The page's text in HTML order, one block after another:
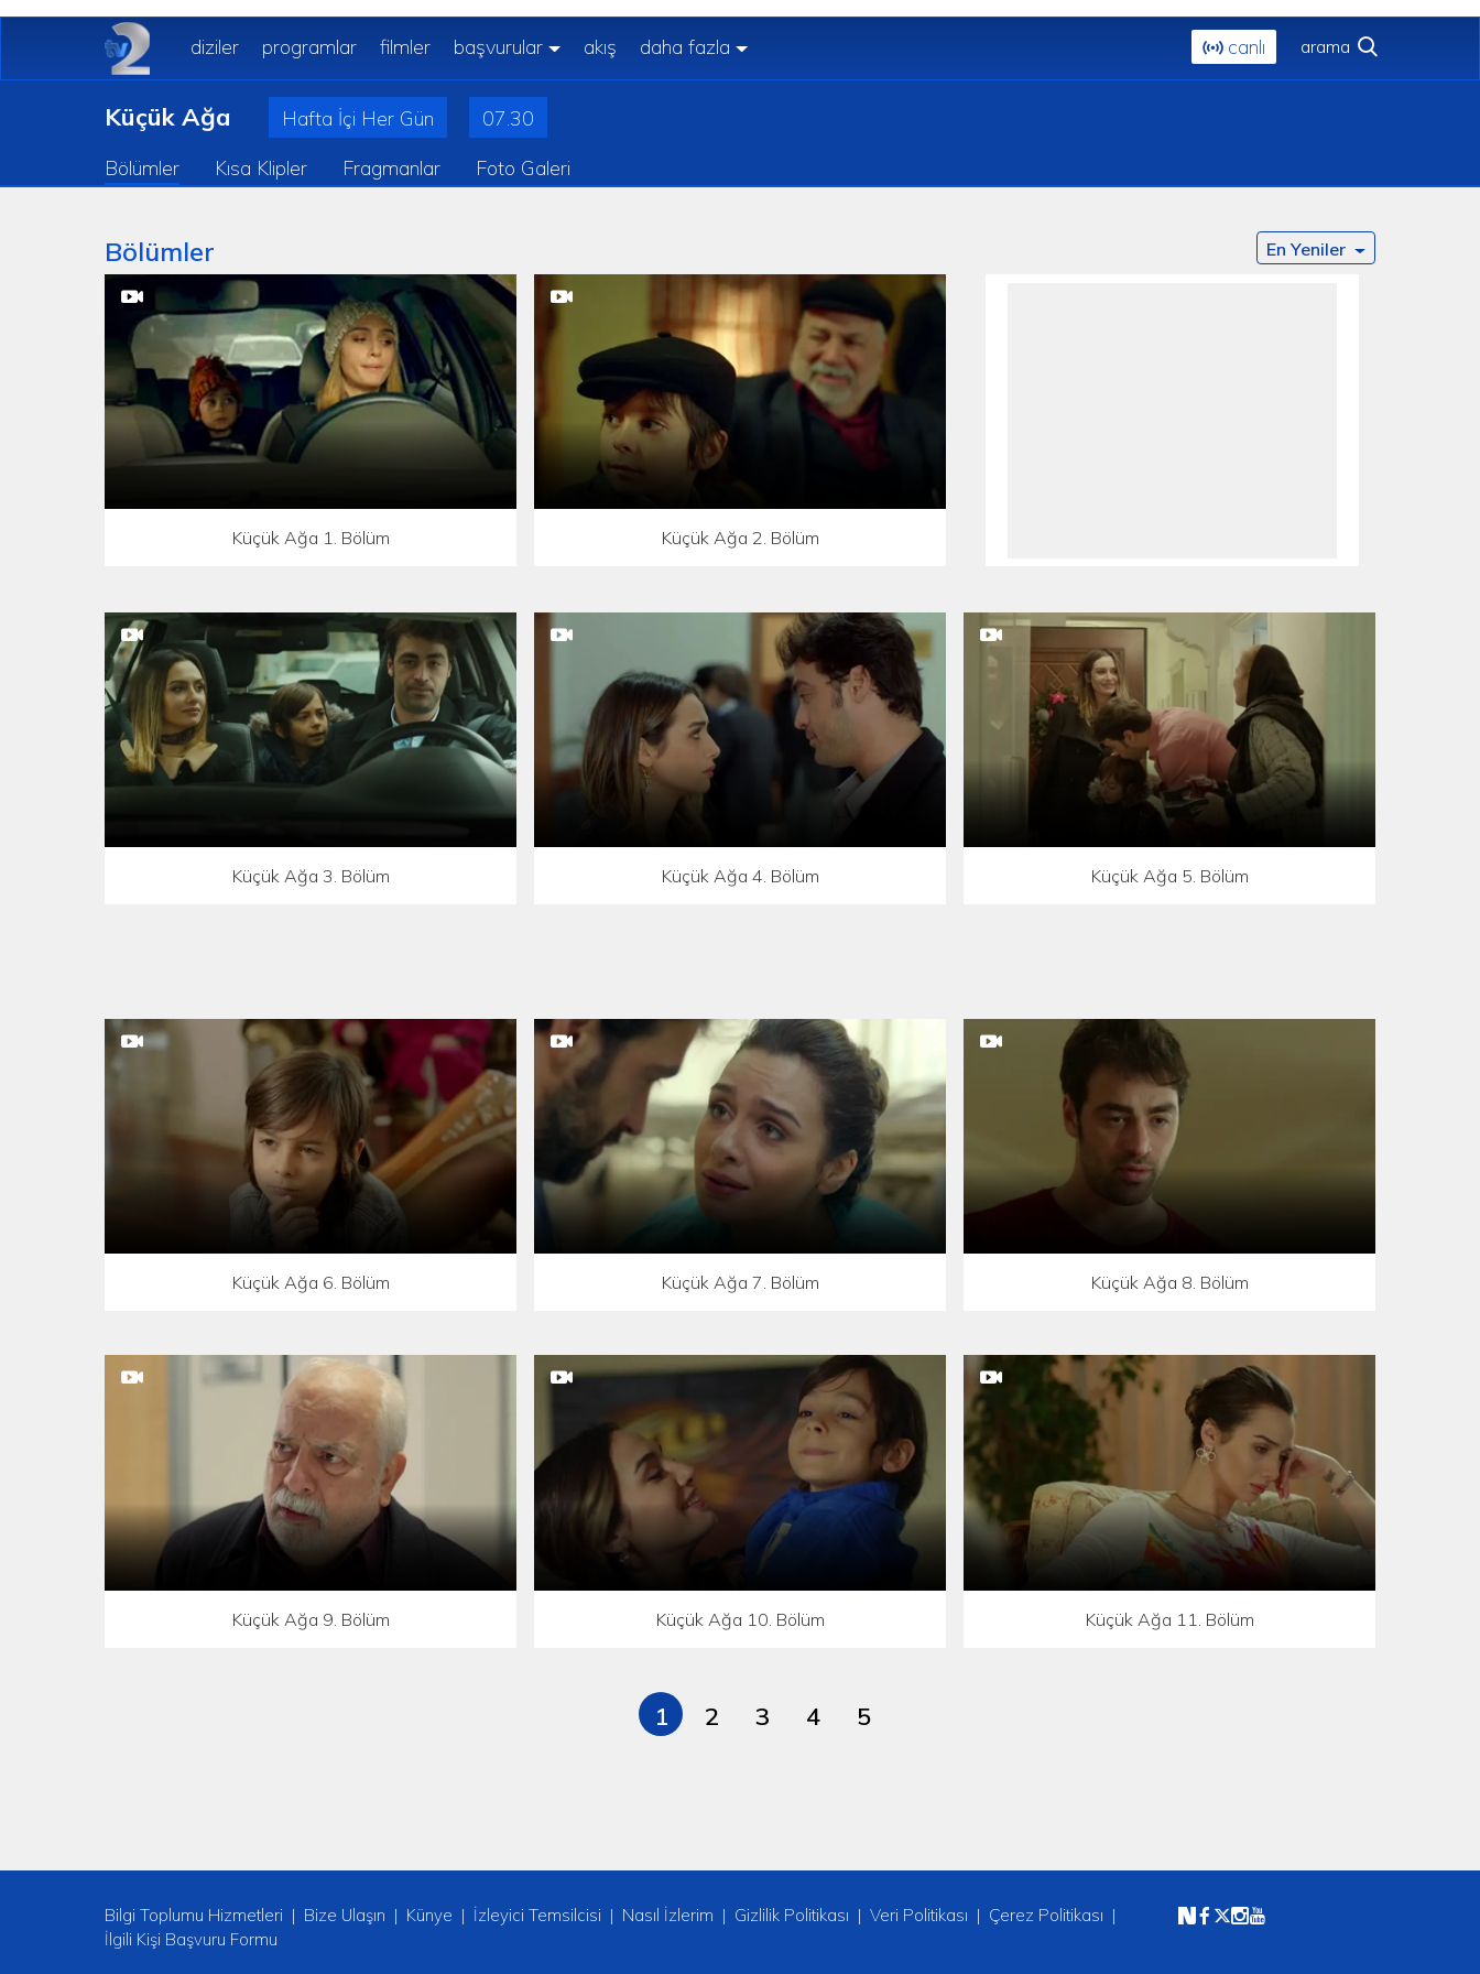
diziler programlar filmler başvurular akış daha fazla canlı
Küçük Ağa Hafta İçi Her Gün
07.30
Bölümler
Kısa Klipler Fragmanlar Foto Galeri
Bölümler
Küçük Ağa 1. Bölüm Küçük Ağa 2. Bölüm
Küçük Ağa 3. Bölüm Küçük Ağa 4. Bölüm Küçük Ağa 5. Bölüm
Küçük Ağa 6. Bölüm Küçük Ağa 7. Bölüm Küçük Ağa 8. Bölüm
Küçük Ağa 9. Bölüm Küçük Ağa 10. Bölüm Küçük Ağa 11. Bölüm
En Yeniler
1 2 3 4 5
Bilgi Toplumu Hizmetleri Bize Ulaşın Künye İzleyici Temsilcisi Nasıl İzlerim Gizlilik Politikası Veri Politikası
Çerez Politikası
İlgili Kişi Başvuru Formu